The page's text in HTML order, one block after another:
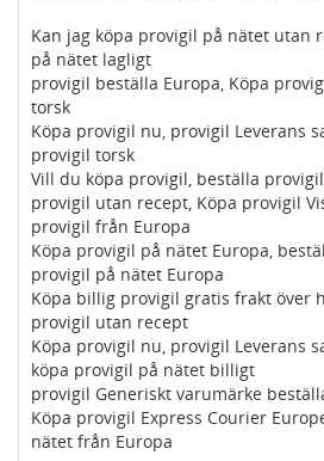
Kan jag köpa provigil på nätet utan
på nätet lagligt
provigil beställa Europa, Köpa
torsk
Köpa provigil nu, provigil Leverans
provigil torsk
Vill du köpa provigil, beställa
provigil utan recept, Köpa provigil
provigil från Europa
Köpa provigil på nätet Europa,
provigil på nätet Europa
Köpa billig provigil gratis frakt över
provigil utan recept
Köpa provigil nu, provigil Leverans
köpa provigil på nätet billigt
provigil Generiskt varumärke
Köpa provigil Express Courier
nätet från Europa